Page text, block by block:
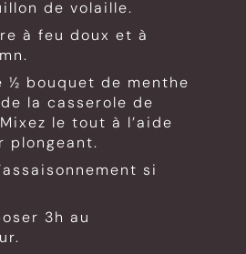
de volaille.
à feu doux et à
½ bouquet de menthe
la casserole de
le tout à l’aide
plongeant.
si
3h au